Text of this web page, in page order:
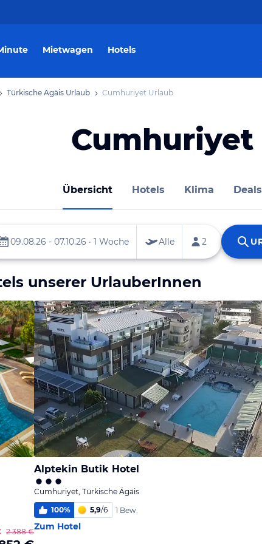
Mietwagen Hotels
Türkische Ägäis Urlaub Cumhuriyet Urlaub
Cumhuriyet
Übersicht Hotels Klima Deals
unserer UrlauberInnen
2.388 €
Alptekin Butik Hotel
Cumhuriyet, Türkische Ägäis
100% 5,9/6 1 Bew.
Zum Hotel